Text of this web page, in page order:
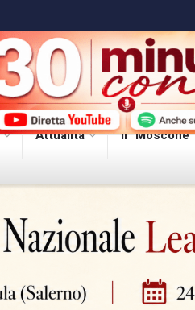
Attualità Il “Moscone”